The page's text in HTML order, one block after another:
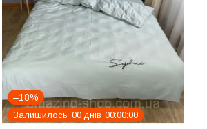
–18%
Залишилось 00 днів 00 00 00